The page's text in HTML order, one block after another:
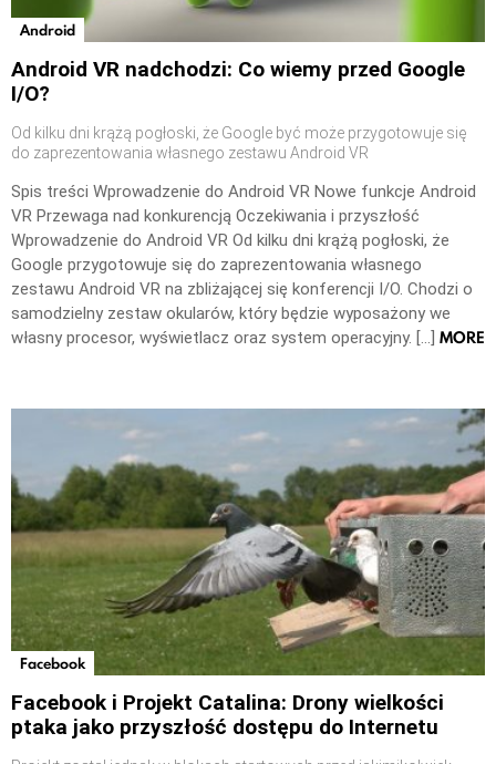
Android
Android VR nadchodzi: Co wiemy przed Google
I/O?
Od kilku dni krążą pogłoski, że Google być może przygotowuje się
do zaprezentowania własnego zestawu Android VR
Spis treści Wprowadzenie do Android VR Nowe funkcje Android
VR Przewaga nad konkurencją Oczekiwania i przyszłość
Wprowadzenie do Android VR Od kilku dni krążą pogłoski, że
Google przygotowuje się do zaprezentowania własnego
zestawu Android VR na zbliżającej się konferencji I/O. Chodzi o
samodzielny zestaw okularów, który będzie wyposażony we
własny procesor, wyświetlacz oraz system operacyjny. […] MORE
Facebook
Facebook i Projekt Catalina: Drony wielkości
ptaka jako przyszłość dostępu do Internetu